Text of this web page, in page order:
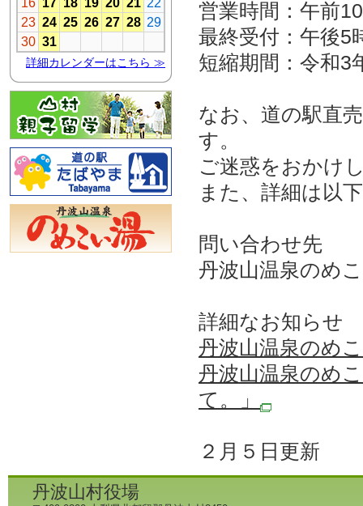
営業時間：午前
最終受付：午後5
短縮期間：令和3
なお、道の駅直
す。
ご迷惑をおかけ
また、詳細は以
問い合わせ先
丹波山温泉のめ
詳細なお知らせ
丹波山温泉のめ
丹波山温泉のめ
て。」
２月５日更新
丹波山村役場